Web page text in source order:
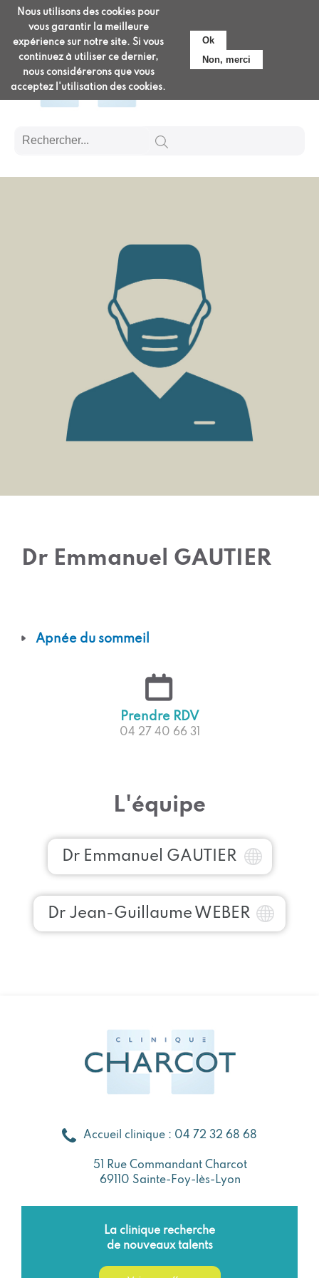
Nous utilisons des cookies pour
vous garantir la meilleure
expérience sur notre site. Si vous
continuez à utiliser ce dernier,
nous considérerons que vous
acceptez l'utilisation des cookies.
Ok
Non, merci
Aller
contenu
Pré-admission
Dr Emmanuel GAUTIER
Apnée du sommeil
Prendre RDV
04 27 40 66 31
L'équipe
Dr Emmanuel GAUTIER
Dr Jean-Guillaume WEBER
Accueil clinique : 04 72 32 68 68
51 Rue Commandant Charcot
69110 Sainte-Foy-lès-Lyon
La clinique recherche
de nouveaux talents